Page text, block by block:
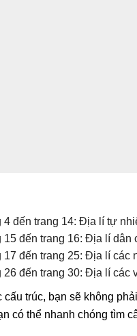
4 đến trang 14: Địa lí tự
15 đến trang 16: Địa lí dân
17 đến trang 25: Địa lí các
26 đến trang 30: Địa lí các
cấu trúc, bạn sẽ không
có thể nhanh chóng tìm